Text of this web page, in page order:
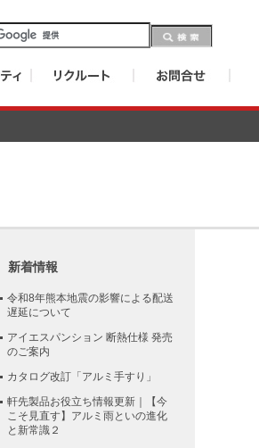
新着情報
令和8年熊本地震の影響による配送
遅延について
アイエスパンション 断熱仕様 発売
のご案内
カタログ改訂「アルミ手すり」
軒先製品お役立ち情報更新｜【今
こそ見直す】アルミ雨といの進化
と新常識２